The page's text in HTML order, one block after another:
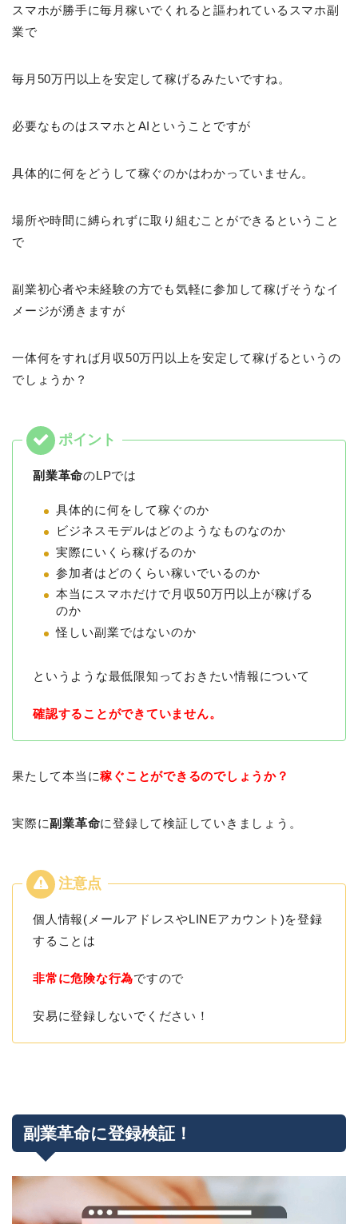
スマホが勝手に毎月稼いでくれると謳われているスマホ副
業で
毎月50万円以上を安定して稼げるみたいですね。
必要なものはスマホとAIということですが
具体的に何をどうして稼ぐのかはわかっていません。
場所や時間に縛られずに取り組むことができるということ
で
副業初心者や未経験の方でも気軽に参加して稼げそうなイ
メージが湧きますが
一体何をすれば月収50万円以上を安定して稼げるというの
でしょうか？
副業革命のLPでは
具体的に何をして稼ぐのか
ビジネスモデルはどのようなものなのか
実際にいくら稼げるのか
参加者はどのくらい稼いでいるのか
本当にスマホだけで月収50万円以上が稼げる
のか
怪しい副業ではないのか
というような最低限知っておきたい情報について
確認することができていません。
果たして本当に稼ぐことができるのでしょうか？
実際に副業革命に登録して検証していきましょう。
個人情報(メールアドレスやLINEアカウント)を登録
することは
非常に危険な行為ですので
安易に登録しないでください！
副業革命に登録検証！